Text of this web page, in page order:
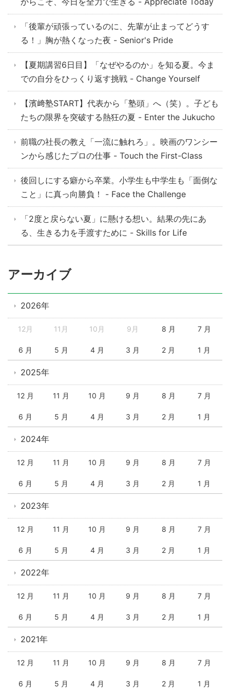
「後輩が頑張っているのに、先輩が止まってどうす
る！」胸が熱くなった夜 - Senior's Pride
【夏期講習6日目】「なぜやるのか」を知る夏。今ま
での自分をひっくり返す挑戦 - Change Yourself
【濱﨑塾START】代表から「塾頭」へ（笑）。子ども
たちの限界を突破する熱狂の夏 - Enter the Jukucho
前職の社長の教え「一流に触れろ」。映画のワンシー
ンから感じたプロの仕事 - Touch the First-Class
後回しにする癖から卒業。小学生も中学生も「面倒な
こと」に真っ向勝負！ - Face the Challenge
「2度と戻らない夏」に懸ける想い。結果の先にあ
る、生きる力を手渡すために - Skills for Life
アーカイブ
2026年
12月 11月 10月 9月 8 月 7 月
6 月 5 月 4 月 3 月 2 月 1 月
2025年
12 月 11 月 10 月 9 月 8 月 7 月
6 月 5 月 4 月 3 月 2 月 1 月
2024年
12 月 11 月 10 月 9 月 8 月 7 月
6 月 5 月 4 月 3 月 2 月 1 月
2023年
12 月 11 月 10 月 9 月 8 月 7 月
6 月 5 月 4 月 3 月 2 月 1 月
2022年
12 月 11 月 10 月 9 月 8 月 7 月
6 月 5 月 4 月 3 月 2 月 1 月
2021年
12 月 11 月 10 月 9 月 8 月 7 月
6 月 5 月 4 月 3 月 2 月 1 月